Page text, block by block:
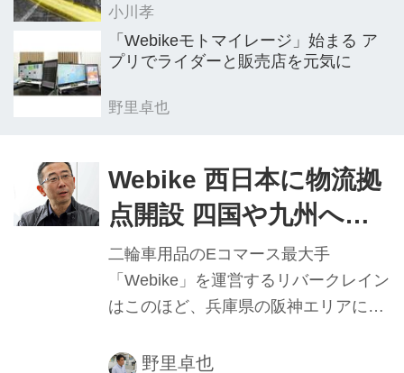
小川孝
「Webikeモトマイレージ」始まる ア
プリでライダーと販売店を元気に
野里卓也
Webike 西日本に物流拠
点開設 四国や九州への
配送スピード迅速化
「販売店様の使い勝手高
める」
二輪車用品のEコマース最大手
「Webike」を運営するリバークレイン
はこのほど、兵庫県の阪神エリアに西
トセンター（FC＝商品の入出荷倉庫）
野里卓也